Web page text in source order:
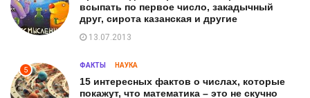
всыпать по первое число, закадычный
друг, сирота казанская и другие
13.07.2013
5
ФАКТЫ НАУКА
15 интересных фактов о числах, которые
покажут, что математика – это не скучно